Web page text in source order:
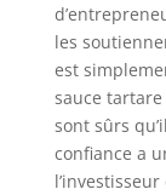
les
est
sauce
sont sûrs
confiance a